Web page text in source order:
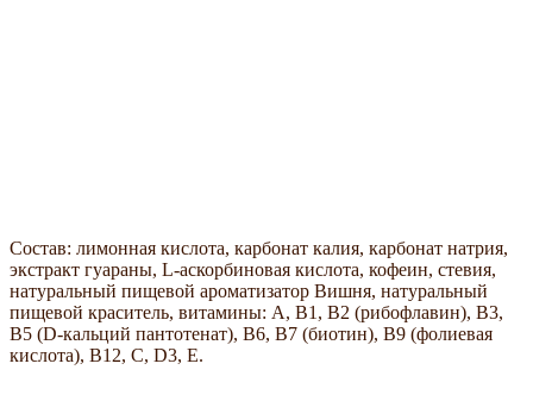
Состав: лимонная кислота, карбонат калия, карбонат натрия,
экстракт гуараны, L-аскорбиновая кислота, кофеин, стевия,
натуральный пищевой ароматизатор Вишня, натуральный
пищевой краситель, витамины: А, В1, B2 (рибофлавин), В3,
В5 (D-кальций пантотенат), B6, В7 (биотин), В9 (фолиевая
кислота), В12, С, D3, E.